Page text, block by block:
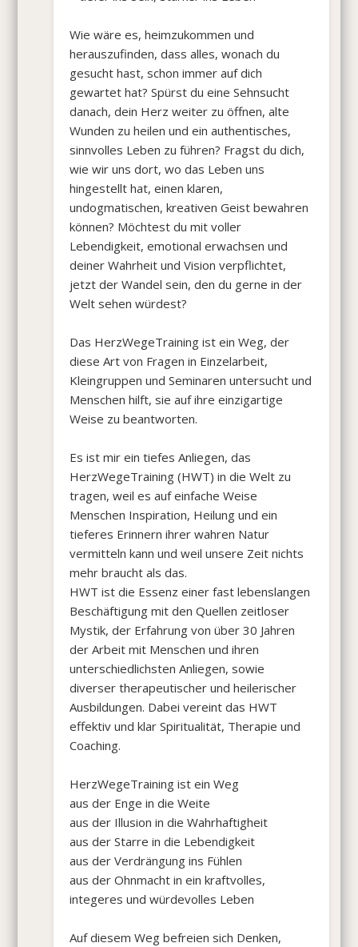
Wie wäre es, heimzukommen und
herauszufinden, dass alles, wonach du
gesucht hast, schon immer auf dich
gewartet hat? Spürst du eine Sehnsucht
danach, dein Herz weiter zu öffnen, alte
Wunden zu heilen und ein authentisches,
sinnvolles Leben zu führen? Fragst du dich,
wie wir uns dort, wo das Leben uns
hingestellt hat, einen klaren,
undogmatischen, kreativen Geist bewahren
können? Möchtest du mit voller
Lebendigkeit, emotional erwachsen und
deiner Wahrheit und Vision verpflichtet,
jetzt der Wandel sein, den du gerne in der
Welt sehen würdest?
Das HerzWegeTraining ist ein Weg, der
diese Art von Fragen in Einzelarbeit,
Kleingruppen und Seminaren untersucht und
Menschen hilft, sie auf ihre einzigartige
Weise zu beantworten.
Es ist mir ein tiefes Anliegen, das
HerzWegeTraining (HWT) in die Welt zu
tragen, weil es auf einfache Weise
Menschen Inspiration, Heilung und ein
tieferes Erinnern ihrer wahren Natur
vermitteln kann und weil unsere Zeit nichts
mehr braucht als das.
HWT ist die Essenz einer fast lebenslangen
Beschäftigung mit den Quellen zeitloser
Mystik, der Erfahrung von über 30 Jahren
der Arbeit mit Menschen und ihren
unterschiedlichsten Anliegen, sowie
diverser therapeutischer und heilerischer
Ausbildungen. Dabei vereint das HWT
effektiv und klar Spiritualität, Therapie und
Coaching.
HerzWegeTraining ist ein Weg
aus der Enge in die Weite
aus der Illusion in die Wahrhaftigheit
aus der Starre in die Lebendigkeit
aus der Verdrängung ins Fühlen
aus der Ohnmacht in ein kraftvolles,
integeres und würdevolles Leben
Auf diesem Weg befreien sich Denken,